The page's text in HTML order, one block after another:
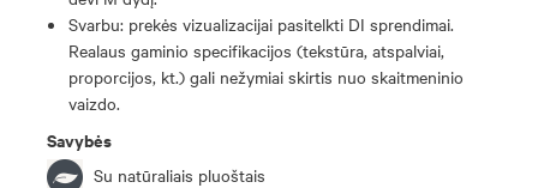
Svarbu: prekės vizualizacijai pasitelkti DI sprendimai.
Realaus gaminio specifikacijos (tekstūra, atspalviai,
proporcijos, kt.) gali nežymiai skirtis nuo skaitmeninio
vaizdo.
Savybės
Su natūraliais pluoštais